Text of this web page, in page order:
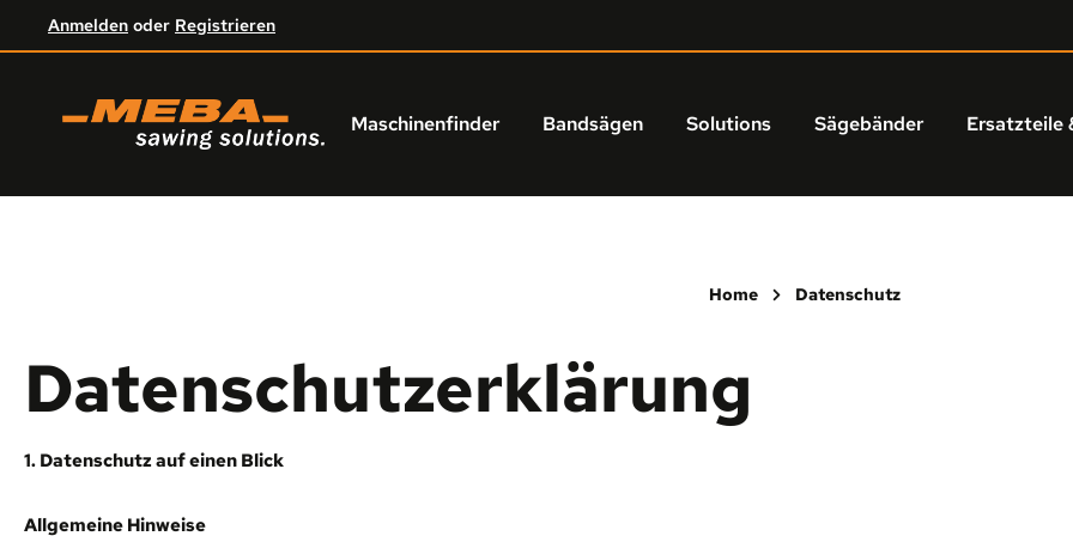
Hauptinhalt springen
Zur Hauptnavigation springen
Anmelden oder Registrieren
Maschinenfinder Bandsägen Solutions Sägebänder Ersatzteile
Home Datenschutz
Datenschutz­erklärung
1. Datenschutz auf einen Blick
Allgemeine Hinweise